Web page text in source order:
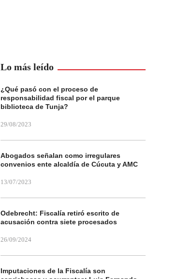
Lo más leído
¿Qué pasó con el proceso de
responsabilidad fiscal por el parque
biblioteca de Tunja?
29/08/2023
Abogados señalan como irregulares
convenios ente alcaldía de Cúcuta y AMC
13/07/2023
Odebrecht: Fiscalía retiró escrito de
acusación contra siete procesados
26/09/2024
Imputaciones de la Fiscalía son